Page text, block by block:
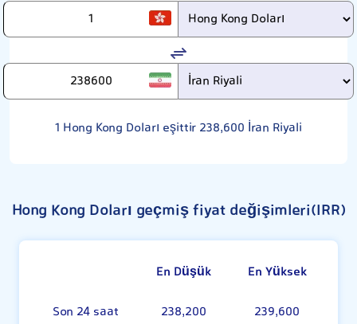
1 Hong Kong Doları eşittir 238,600 İran Riyali
Hong Kong Doları geçmiş fiyat değişimleri(IRR)
En Düşük
En Yüksek
Son 24 saat
238,200 239,600